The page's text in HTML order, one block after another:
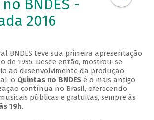
BNDES -
2016
BNDES teve sua primeira apresentação
de 1985. Desde então, mostrou-se
ao desenvolvimento da produção
o Quintas no BNDESé o mais antigo
contínua no Brasil, oferecendo
públicas e gratuitas, sempre às
19h.